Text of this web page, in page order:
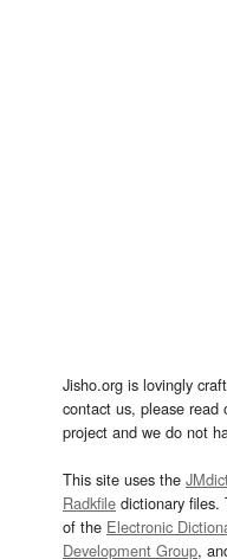
Jisho.org is lovingly
contact us, please read
project and we do not
This site uses the
Radkfile dictionary files.
of the Electronic
Development Group,